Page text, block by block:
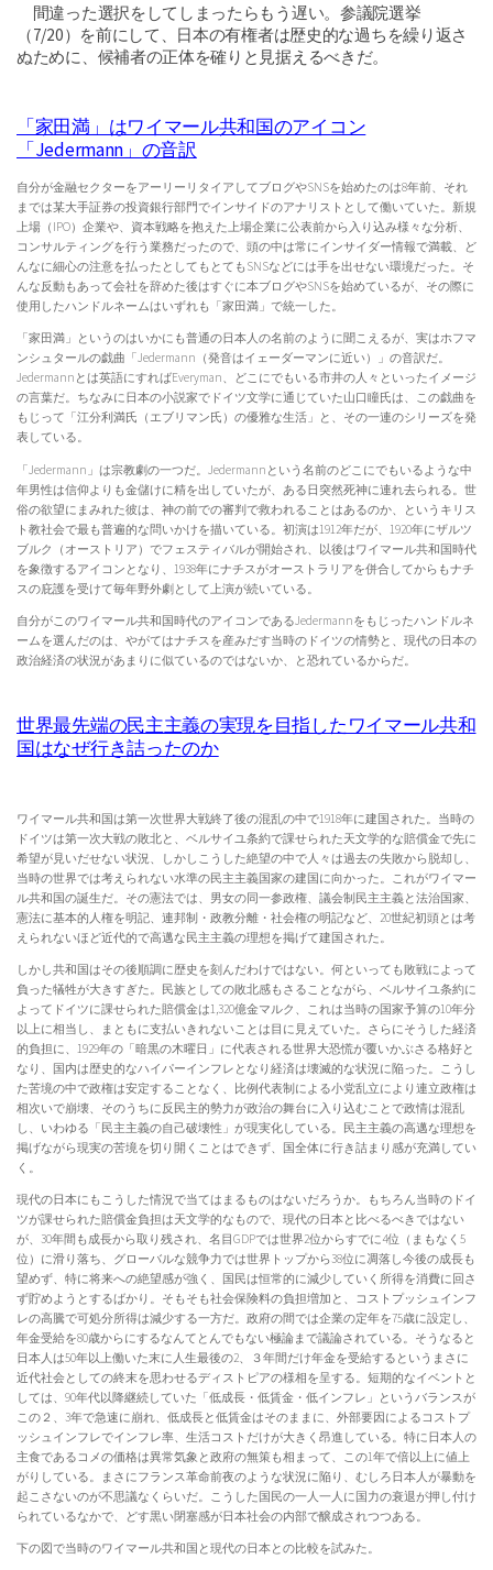
間違った選択をしてしまったらもう遅い。参議院選挙
（7/20）を前にして、日本の有権者は歴史的な過ちを繰り返さ
ぬために、候補者の正体を確りと見据えるべきだ。
「家田満」はワイマール共和国のアイコン
「Jedermann」の音訳
自分が金融セクターをアーリーリタイアしてブログやSNSを始めたのは8年前、それ
までは某大手証券の投資銀行部門でインサイドのアナリストとして働いていた。新規
上場（IPO）企業や、資本戦略を抱えた上場企業に公表前から入り込み様々な分析、
コンサルティングを行う業務だったので、頭の中は常にインサイダー情報で満載、ど
んなに細心の注意を払ったとしてもとてもSNSなどには手を出せない環境だった。そ
んな反動もあって会社を辞めた後はすぐに本ブログやSNSを始めているが、その際に
使用したハンドルネームはいずれも「家田満」で統一した。
「家田満」というのはいかにも普通の日本人の名前のように聞こえるが、実はホフマ
ンシュタールの戯曲「Jedermann（発音はイェーダーマンに近い）」の音訳だ。
Jedermannとは英語にすればEveryman、どこにでもいる市井の人々といったイメージ
の言葉だ。ちなみに日本の小説家でドイツ文学に通じていた山口瞳氏は、この戯曲を
もじって「江分利満氏（エブリマン氏）の優雅な生活」と、その一連のシリーズを発
表している。
「Jedermann」は宗教劇の一つだ。Jedermannという名前のどこにでもいるような中
年男性は信仰よりも金儲けに精を出していたが、ある日突然死神に連れ去られる。世
俗の欲望にまみれた彼は、神の前での審判で救われることはあるのか、というキリス
ト教社会で最も普遍的な問いかけを描いている。初演は1912年だが、1920年にザルツ
ブルク（オーストリア）でフェスティバルが開始され、以後はワイマール共和国時代
を象徴するアイコンとなり、1938年にナチスがオーストラリアを併合してからもナチ
スの庇護を受けて毎年野外劇として上演が続いている。
自分がこのワイマール共和国時代のアイコンであるJedermannをもじったハンドルネ
ームを選んだのは、やがてはナチスを産みだす当時のドイツの情勢と、現代の日本の
政治経済の状況があまりに似ているのではないか、と恐れているからだ。
世界最先端の民主主義の実現を目指したワイマール共和
国はなぜ行き詰ったのか
ワイマール共和国は第一次世界大戦終了後の混乱の中で1918年に建国された。当時の
ドイツは第一次大戦の敗北と、ベルサイユ条約で課せられた天文学的な賠償金で先に
希望が見いだせない状況、しかしこうした絶望の中で人々は過去の失敗から脱却し、
当時の世界では考えられない水準の民主主義国家の建国に向かった。これがワイマー
ル共和国の誕生だ。その憲法では、男女の同一参政権、議会制民主主義と法治国家、
憲法に基本的人権を明記、連邦制・政教分離・社会権の明記など、20世紀初頭とは考
えられないほど近代的で高邁な民主主義の理想を掲げて建国された。
しかし共和国はその後順調に歴史を刻んだわけではない。何といっても敗戦によって
負った犠牲が大きすぎた。民族としての敗北感もさることながら、ベルサイユ条約に
よってドイツに課せられた賠償金は1,320億金マルク、これは当時の国家予算の10年分
以上に相当し、まともに支払いきれないことは目に見えていた。さらにそうした経済
的負担に、1929年の「暗黒の木曜日」に代表される世界大恐慌が覆いかぶさる格好と
なり、国内は歴史的なハイパーインフレとなり経済は壊滅的な状況に陥った。こうし
た苦境の中で政権は安定することなく、比例代表制による小党乱立により連立政権は
相次いで崩壊、そのうちに反民主的勢力が政治の舞台に入り込むことで政情は混乱
し、いわゆる「民主主義の自己破壊性」が現実化している。民主主義の高邁な理想を
掲げながら現実の苦境を切り開くことはできず、国全体に行き詰まり感が充満してい
く。
現代の日本にもこうした情況で当てはまるものはないだろうか。もちろん当時のドイ
ツが課せられた賠償金負担は天文学的なもので、現代の日本と比べるべきではない
が、30年間も成長から取り残され、名目GDPでは世界2位からすでに4位（まもなく5
位）に滑り落ち、グローバルな競争力では世界トップから38位に凋落し今後の成長も
望めず、特に将来への絶望感が強く、国民は恒常的に減少していく所得を消費に回さ
ず貯めようとするばかり。そもそも社会保険料の負担増加と、コストプッシュインフ
レの高騰で可処分所得は減少する一方だ。政府の間では企業の定年を75歳に設定し、
年金受給を80歳からにするなんてとんでもない極論まで議論されている。そうなると
日本人は50年以上働いた末に人生最後の2、３年間だけ年金を受給するというまさに
近代社会としての終末を思わせるディストピアの様相を呈する。短期的なイベントと
しては、90年代以降継続していた「低成長・低賃金・低インフレ」というバランスが
この２、3年で急速に崩れ、低成長と低賃金はそのままに、外部要因によるコストプ
ッシュインフレでインフレ率、生活コストだけが大きく昂進している。特に日本人の
主食であるコメの価格は異常気象と政府の無策も相まって、この1年で倍以上に値上
がりしている。まさにフランス革命前夜のような状況に陥り、むしろ日本人が暴動を
起こさないのが不思議なくらいだ。こうした国民の一人一人に国力の衰退が押し付け
られているなかで、どす黒い閉塞感が日本社会の内部で醸成されつつある。
下の図で当時のワイマール共和国と現代の日本との比較を試みた。